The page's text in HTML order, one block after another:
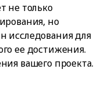
не только
но
исследования для
ее достижения.
вашего проекта.